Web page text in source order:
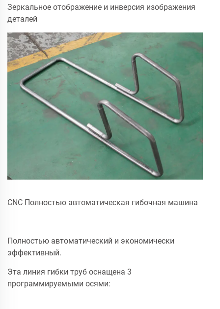
Зеркальное отображение и инверсия изображения
деталей
CNC Полностью автоматическая гибочная машина
Полностью автоматический и экономически
эффективный.
Эта линия гибки труб оснащена 3
программируемыми осями: